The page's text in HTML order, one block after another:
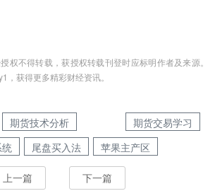
权不得转载，获授权转载刊登时应标明作者及来源。
获得更多精彩财经资讯。
期货技术分析
期货交易学习
尾盘买入法 苹果主产区
上一篇 下一篇